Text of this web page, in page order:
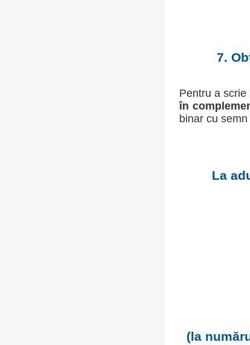
7.
Pentru a
în
binar cu
La
(la